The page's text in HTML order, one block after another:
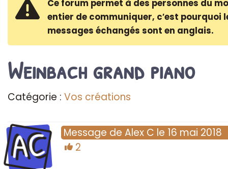
Ce forum permet à des personnes du
entier de communiquer, c′est pourquoi
messages échangés sont en anglais.
Weinbach grand piano
Catégorie : Vos créations
AC Message de Alex C le 16 mai 2018
2